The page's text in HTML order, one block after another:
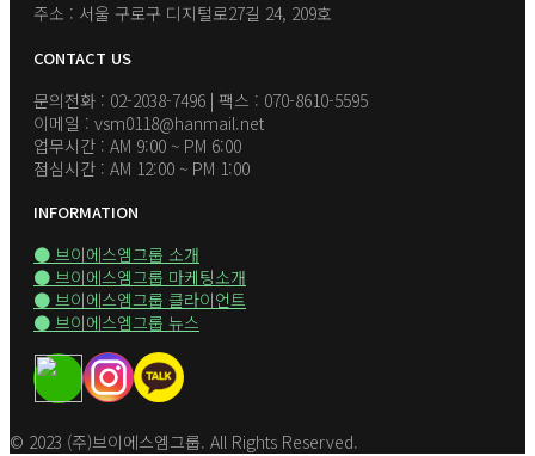
주소 : 서울 구로구 디지털로27길 24, 209호
CONTACT US
문의전화 : 02-2038-7496 | 팩스 : 070-8610-5595
이메일 : vsm0118@hanmail.net
업무시간 : AM 9:00 ~ PM 6:00
점심시간 : AM 12:00 ~ PM 1:00
INFORMATION
● 브이에스엠그룹 소개
● 브이에스엠그룹 마케팅소개
● 브이에스엠그룹 클라이언트
● 브이에스엠그룹 뉴스
© 2023 (주)브이에스엠그룹. All Rights Reserved.